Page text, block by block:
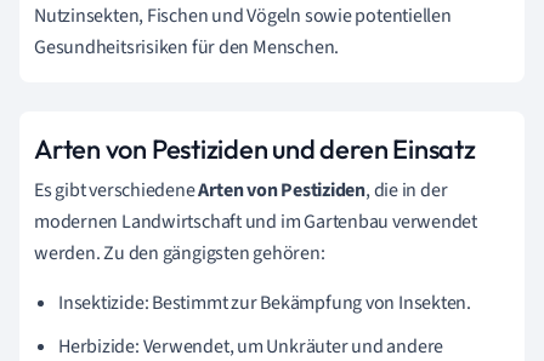
Nutzinsekten, Fischen und Vögeln sowie potentiellen
Gesundheitsrisiken für den Menschen.
Arten von Pestiziden und deren Einsatz
Es gibt verschiedeneArten von Pestiziden, die in der
modernen Landwirtschaft und im Gartenbau verwendet
werden. Zu den gängigsten gehören:
Insektizide: Bestimmt zur Bekämpfung von Insekten.
Herbizide: Verwendet, um Unkräuter und andere